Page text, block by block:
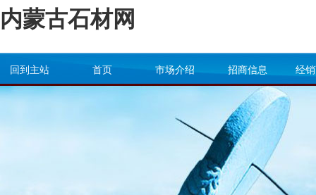
内蒙古石材网
回到主站 首页 市场介绍 招商信息 经